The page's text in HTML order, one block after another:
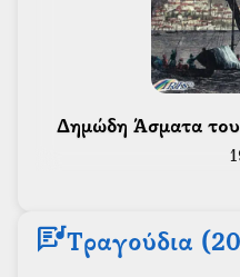
Δημώδη Άσματα
lyricsΤραγούδια